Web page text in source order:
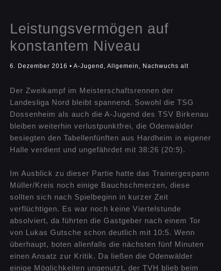
Leistungsvermögen auf
konstantem Niveau
6. Dezember 2016 • A-Jugend , Allgemein , Nachwuchs alt
Der Zweikampf im Meisterschaftsrennen der
Landesliga Nord bleibt spannend. Sowohl die TSG
Dossenheim als auch die A-Jugend des TSV Birkenau
bleiben weiterhin verlustpunktfrei, die Odenwälder
besiegten den Tabellenfünften aus Hardheim in eigener
Halle verdient und ungefährdet mit 38:26 (20:9).
Im Ausblick zu dieser Partie hatte das Trainergespann
Müller/Kreis noch einige Bauchschmerzen, diese
sollten sich nach Spielbeginn in kurzer Zeit
verflüchtigen. Es war noch keine Viertelstunde
absolviert, da führten die Gastgeber nach einem Tor
von Lukas Gutsche schon deutlich mit 10:5. Wenn
überhaupt, boten allenfalls die nächsten fünf Minuten
einen Ansatz zur Kritik. Da ließen die Odenwälder
einige Möglichkeiten ungenutzt, der TVH blieb beim